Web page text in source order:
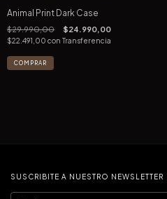
Animal Print Dark Case
$29.990,00 $24.990,00
$22.491,00 con Transferencia
COMPRAR
SUSCRIBITE A NUESTRO NEWSLETTER